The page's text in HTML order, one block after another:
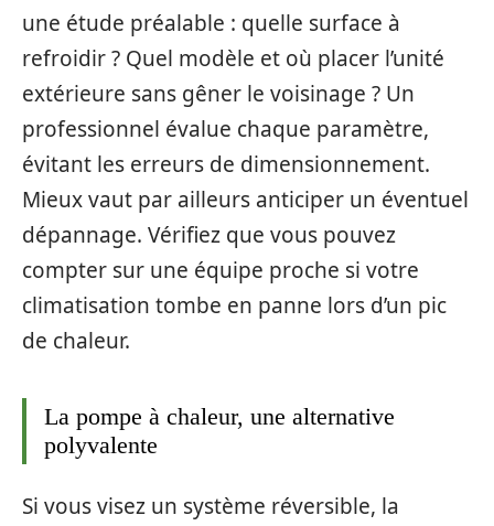
une étude préalable : quelle surface à
refroidir ? Quel modèle et où placer l’unité
extérieure sans gêner le voisinage ? Un
professionnel évalue chaque paramètre,
évitant les erreurs de dimensionnement.
Mieux vaut par ailleurs anticiper un éventuel
dépannage. Vérifiez que vous pouvez
compter sur une équipe proche si votre
climatisation tombe en panne lors d’un pic
de chaleur.
La pompe à chaleur, une alternative
polyvalente
Si vous visez un système réversible, la